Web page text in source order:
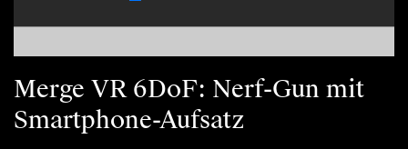
Merge VR 6DoF: Nerf-Gun mit
Smartphone-Aufsatz